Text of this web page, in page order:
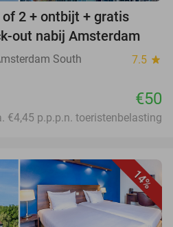
2 + ontbijt + gratis
out nabij Amsterdam
South 7.5 star
€50
€4,45 p.p.p.n. toeristenbelasting
14%